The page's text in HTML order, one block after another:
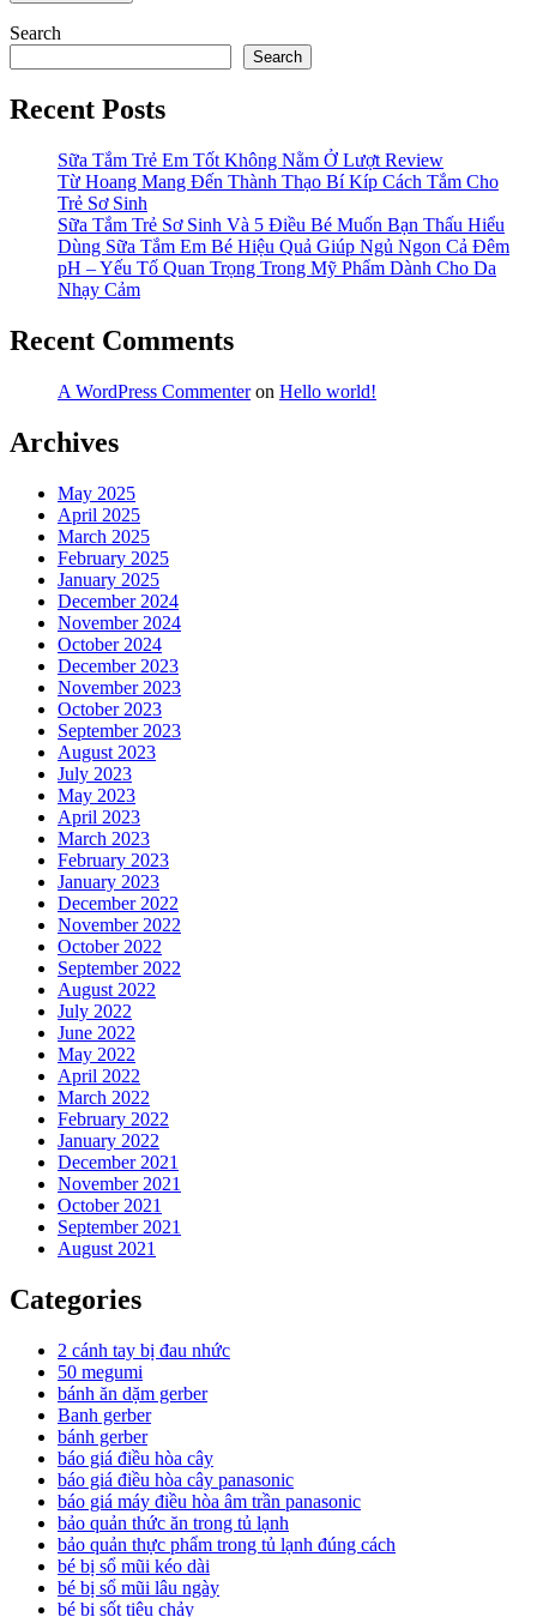
Search
Search
Recent Posts
Sữa Tắm Trẻ Em Tốt Không Nằm Ở Lượt Review
Từ Hoang Mang Đến Thành Thạo Bí Kíp Cách Tắm Cho
Trẻ Sơ Sinh
Sữa Tắm Trẻ Sơ Sinh Và 5 Điều Bé Muốn Bạn Thấu Hiểu
Dùng Sữa Tắm Em Bé Hiệu Quả Giúp Ngủ Ngon Cả Đêm
pH – Yếu Tố Quan Trọng Trong Mỹ Phẩm Dành Cho Da
Nhạy Cảm
Recent Comments
A WordPress Commenteron Hello world!
Archives
May 2025
April 2025
March 2025
February 2025
January 2025
December 2024
November 2024
October 2024
December 2023
November 2023
October 2023
September 2023
August 2023
July 2023
May 2023
April 2023
March 2023
February 2023
January 2023
December 2022
November 2022
October 2022
September 2022
August 2022
July 2022
June 2022
May 2022
April 2022
March 2022
February 2022
January 2022
December 2021
November 2021
October 2021
September 2021
August 2021
Categories
2 cánh tay bị đau nhức
50 megumi
bánh ăn dặm gerber
Banh gerber
bánh gerber
báo giá điều hòa cây
báo giá điều hòa cây panasonic
báo giá máy điều hòa âm trần panasonic
bảo quản thức ăn trong tủ lạnh
bảo quản thực phẩm trong tủ lạnh đúng cách
bé bị sổ mũi kéo dài
bé bị sổ mũi lâu ngày
bé bị sốt tiêu chảy